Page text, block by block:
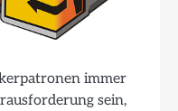
immer
sein,